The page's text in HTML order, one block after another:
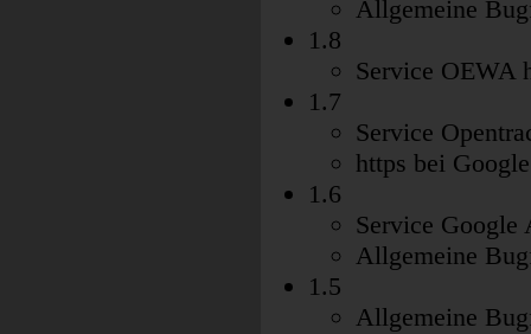
Allgemeine
1.8
Service OEWA
1.7
Service
https bei
1.6
Service Google
Allgemeine
1.5
Allgemeine